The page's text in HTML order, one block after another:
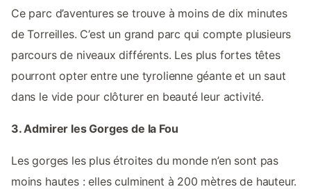
Ce parc d’aventures se trouve à moins de dix minutes
de Torreilles. C’est un grand parc qui compte plusieurs
parcours de niveaux différents. Les plus fortes têtes
pourront opter entre une tyrolienne géante et un saut
dans le vide pour clôturer en beauté leur activité.
3. Admirer les Gorges de la Fou
Les gorges les plus étroites du monde n’en sont pas
moins hautes : elles culminent à 200 mètres de hauteur.